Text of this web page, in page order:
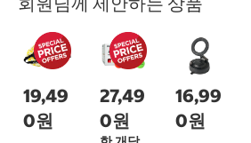
19,49
0원
27,49
0원
16,99
0원